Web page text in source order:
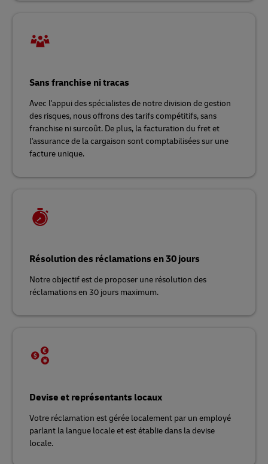
Sans franchise ni tracas
Avec l'appui des spécialistes de notre division de gestion
des risques, nous offrons des tarifs compétitifs, sans
franchise ni surcoût. De plus, la facturation du fret et
l'assurance de la cargaison sont comptabilisées sur une
facture unique.
Résolution des réclamations en 30 jours
Notre objectif est de proposer une résolution des
réclamations en 30 jours maximum.
Devise et représentants locaux
Votre réclamation est gérée localement par un employé
parlant la langue locale et est établie dans la devise
locale.